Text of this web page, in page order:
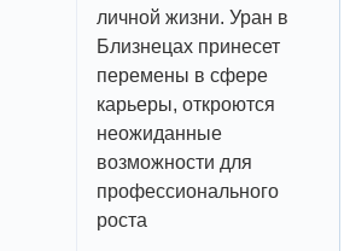
личной жизни. Уран в
Близнецах принесет
перемены в сфере
карьеры, откроются
неожиданные
возможности для
профессионального
роста